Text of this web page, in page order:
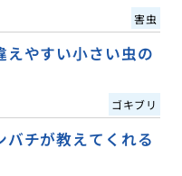
害虫
えやすい小さい虫の
ゴキブリ
バチが教えてくれる